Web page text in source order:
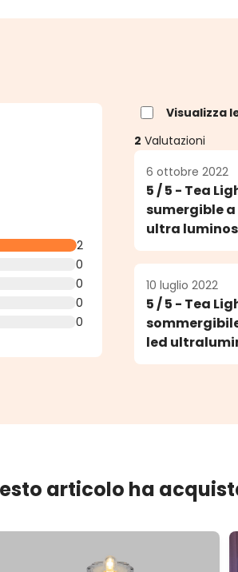
di 5 su 5 stelle
2
0
0
0
0
Visualizza
2 Valutazioni
6 ottobre 2022
5 / 5 - Tea
sumergible
ultra
10 luglio 2022
5 / 5 - Tea
led
articolo ha